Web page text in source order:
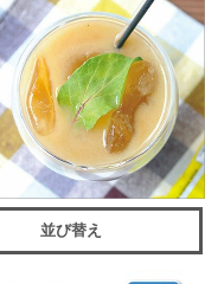
並び替え